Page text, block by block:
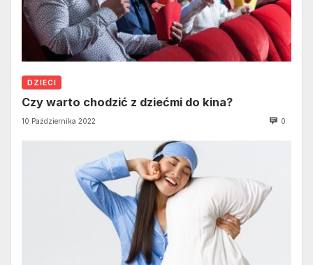
DZIECI
Czy warto chodzić z dziećmi do kina?
10 Października 2022 0